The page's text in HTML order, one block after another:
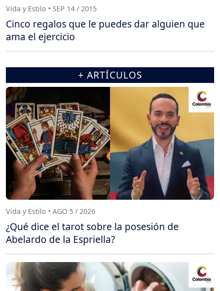
Vida y Estilo • SEP 14 / 2015
Cinco regalos que le puedes dar alguien que
ama el ejercicio
+ ARTÍCULOS
Vida y Estilo • AGO 5 / 2026
¿Qué dice el tarot sobre la posesión de
Abelardo de la Espriella?